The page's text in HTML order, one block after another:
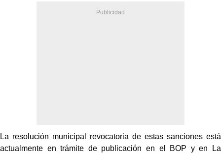
La resolución municipal revocatoria de estas sanciones está
actualmente en trámite de publicación en el BOP y en La